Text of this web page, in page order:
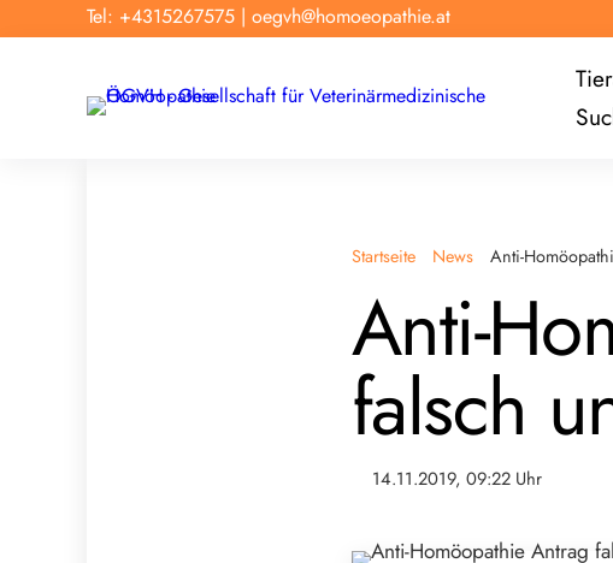
Tel: +4315267575 | oegvh@homoeopathie.at
Startseite News Anti-
Anti-
falsch
14.11.2019, 09:22 Uhr